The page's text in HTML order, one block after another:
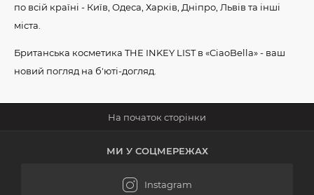
по всій країні - Київ, Одеса, Харків, Дніпро, Львів та інші
міста.
Британська косметика THE INKEY LIST в «CiaoBella» - ваш
новий погляд на б'юті-догляд.
МИ У СОЦМЕРЕЖАХ